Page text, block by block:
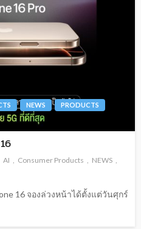
NEWS
PRODUCTS
AI Consumer Products
NEWS
16 จองล่วงหน้าได้ตั้งแต่วันศุกร์